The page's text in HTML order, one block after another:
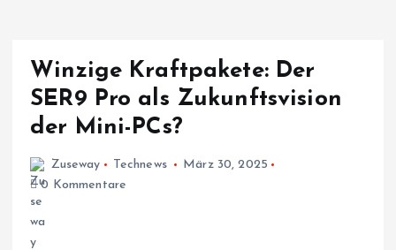
Winzige Kraftpakete: Der
SER9 Pro als Zukunftsvision
der Mini-PCs?
Zuseway Technews
März 30, 2025
0 Kommentare